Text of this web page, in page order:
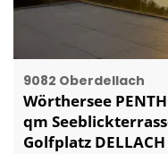
9082 Oberdellach
Wörthersee
qm
Golfplatz DELLACH